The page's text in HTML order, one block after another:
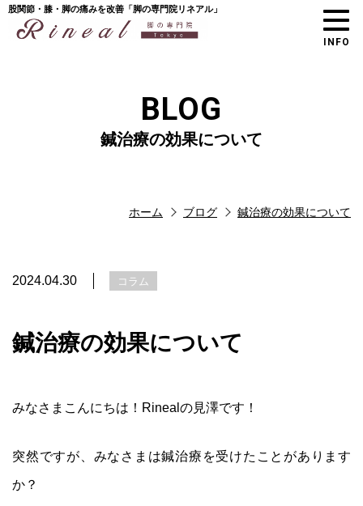
股関節・膝・脚の痛みを改善「脚の専門院リネアル」
INFO
BLOG
鍼治療の効果について
ホーム ブログ 鍼治療の効果について
2024.04.30 コラム
鍼治療の効果について
みなさまこんにちは！Rinealの見澤です！
突然ですが、みなさまは鍼治療を受けたことがあります
か？